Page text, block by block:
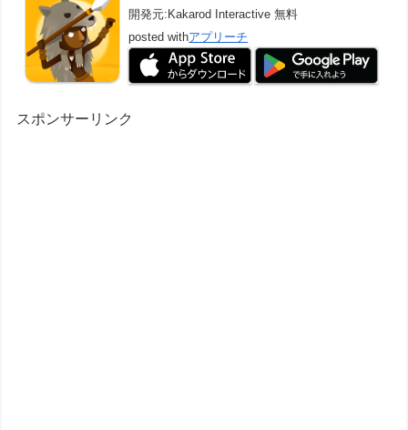
開発元: Kakarod Interactive 無料
posted withアプリーチ
スポンサーリンク